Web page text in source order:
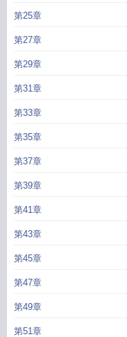
第25章
第27章
第29章
第31章
第33章
第35章
第37章
第39章
第41章
第43章
第45章
第47章
第49章
第51章